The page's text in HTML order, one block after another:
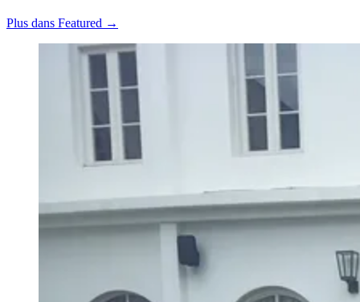
Plus dans Featured →